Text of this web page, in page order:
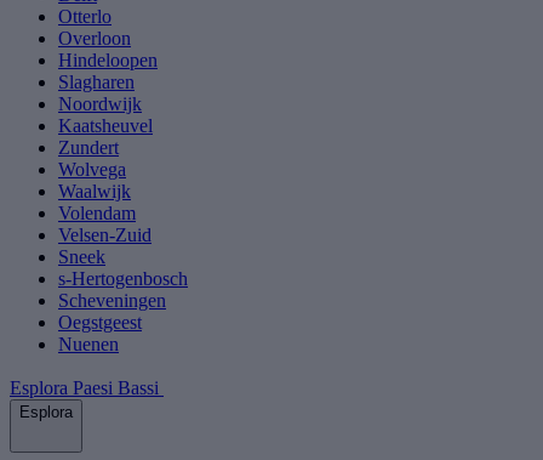
Otterlo
Overloon
Hindeloopen
Slagharen
Noordwijk
Kaatsheuvel
Zundert
Wolvega
Waalwijk
Volendam
Velsen-Zuid
Sneek
s-Hertogenbosch
Scheveningen
Oegstgeest
Nuenen
Esplora Paesi Bassi
Esplora